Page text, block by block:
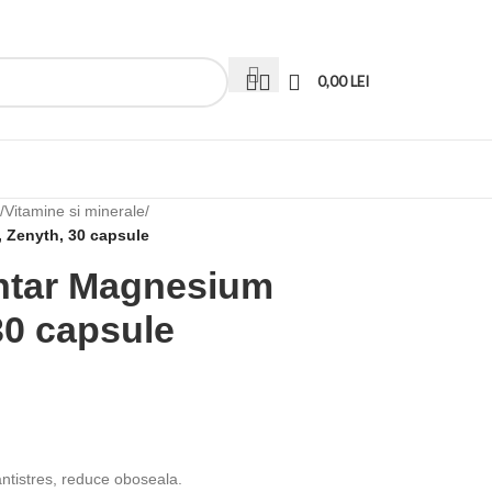
0,00LEI
/Vitamine si minerale/
Zenyth, 30 capsule
Magnesium
capsule
reduce oboseala.